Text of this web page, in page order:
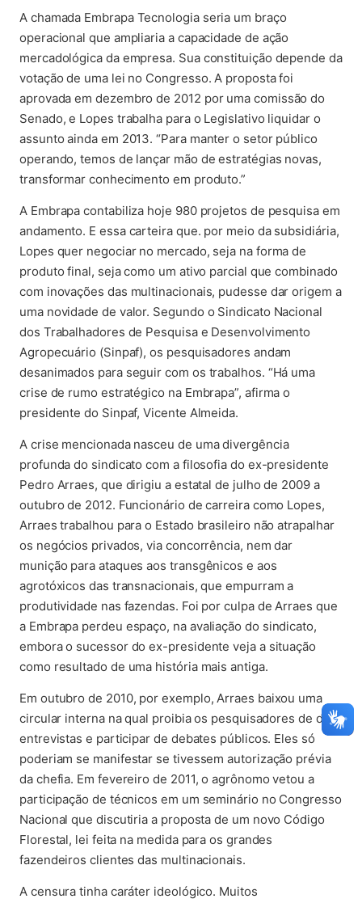
A chamada Embrapa Tecnologia seria um braço
operacional que ampliaria a capacidade de ação
mercadológica da empresa. Sua constituição depende da
votação de uma lei no Congresso. A proposta foi
aprovada em dezembro de 2012 por uma comissão do
Senado, e Lopes trabalha para o Legislativo liquidar o
assunto ainda em 2013. “Para manter o setor público
operando, temos de lançar mão de estratégias novas,
transformar conhecimento em produto.”
A Embrapa contabiliza hoje 980 projetos de pesquisa em
andamento. E essa carteira que. por meio da subsidiária,
Lopes quer negociar no mercado, seja na forma de
produto final, seja como um ativo parcial que combinado
com inovações das multinacionais, pudesse dar origem a
uma novidade de valor. Segundo o Sindicato Nacional
dos Trabalhadores de Pesquisa e Desenvolvimento
Agropecuário (Sinpaf), os pesquisadores andam
desanimados para seguir com os trabalhos. “Há uma
crise de rumo estratégico na Embrapa”, afirma o
presidente do Sinpaf, Vicente Almeida.
A crise mencionada nasceu de uma divergência
profunda do sindicato com a filosofia do ex-presidente
Pedro Arraes, que dirigiu a estatal de julho de 2009 a
outubro de 2012. Funcionário de carreira como Lopes,
Arraes trabalhou para o Estado brasileiro não atrapalhar
os negócios privados, via concorrência, nem dar
munição para ataques aos transgênicos e aos
agrotóxicos das transnacionais, que empurram a
produtividade nas fazendas. Foi por culpa de Arraes que
a Embrapa perdeu espaço, na avaliação do sindicato,
embora o sucessor do ex-presidente veja a situação
como resultado de uma história mais antiga.
Em outubro de 2010, por exemplo, Arraes baixou uma
circular interna na qual proibia os pesquisadores de dar
entrevistas e participar de debates públicos. Eles só
poderiam se manifestar se tivessem autorização prévia
da chefia. Em fevereiro de 2011, o agrônomo vetou a
participação de técnicos em um seminário no Congresso
Nacional que discutiria a proposta de um novo Código
Florestal, lei feita na medida para os grandes
fazendeiros clientes das multinacionais.
A censura tinha caráter ideológico. Muitos